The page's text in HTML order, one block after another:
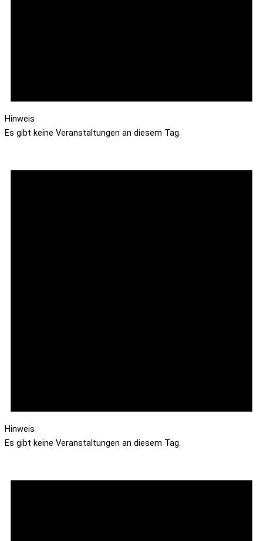
Hinweis
Es gibt keine Veranstaltungen an diesem Tag.
Hinweis
Es gibt keine Veranstaltungen an diesem Tag.